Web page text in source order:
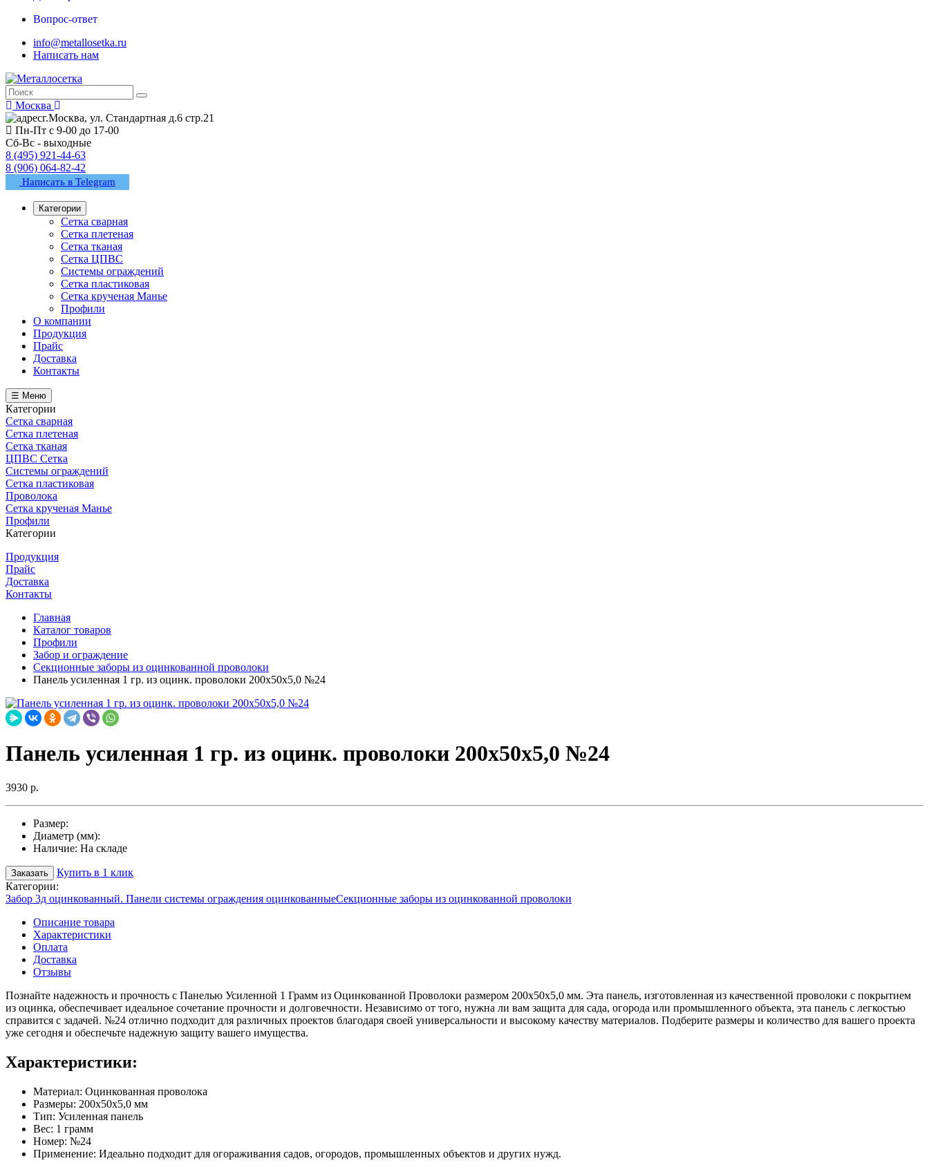
Вопрос-ответ
info@metallosetka.ru
Написать нам
Москва
г.Москва, ул. Стандартная д.6 стр.21
Пн-Пт с 9-00 до 17-00
Сб-Вс - выходные
8 (495) 921-44-63
8 (906) 064-82-42
Написать в Telegram
Категории
Сетка сварная
Сетка плетеная
Сетка тканая
Сетка ЦПВС
Системы ограждений
Сетка пластиковая
Сетка крученая Манье
Профили
О компании
Продукция
Прайс
Доставка
Контакты
☰ Меню
Категории
Сетка сварная
Сетка плетеная
Сетка тканая
ЦПВС Сетка
Системы ограждений
Сетка пластиковая
Проволока
Сетка крученая Манье
Профили
Категории
Продукция
Прайс
Доставка
Контакты
Главная
Каталог товаров
Профили
Забор и ограждение
Секционные заборы из оцинкованной проволоки
Панель усиленная 1 гр. из оцинк. проволоки 200х50х5,0 №24
Панель усиленная 1 гр. из оцинк. проволоки 200х50х5,0 №24
3930 р.
Размер:
Диаметр (мм):
Наличие: На складе
Заказать
Купить в 1 клик
Категории:
Забор 3д оцинкованный. Панели системы ограждения оцинкованныеСекционные заборы из оцинкованной проволоки
Описание товара
Характеристики
Оплата
Доставка
Отзывы
Познайте надежность и прочность с Панелью Усиленной 1 Грамм из Оцинкованной Проволоки размером 200x50x5,0 мм. Эта панель, изготовленная из качественной проволоки с покрытием
из оцинка, обеспечивает идеальное сочетание прочности и долговечности. Независимо от того, нужна ли вам защита для сада, огорода или промышленного объекта, эта панель с легкостью
справится с задачей. №24 отлично подходит для различных проектов благодаря своей универсальности и высокому качеству материалов. Подберите размеры и количество для вашего проекта
уже сегодня и обеспечьте надежную защиту вашего имущества.
Характеристики:
Материал: Оцинкованная проволока
Размеры: 200x50x5,0 мм
Тип: Усиленная панель
Вес: 1 грамм
Номер: №24
Применение: Идеально подходит для огораживания садов, огородов, промышленных объектов и других нужд.